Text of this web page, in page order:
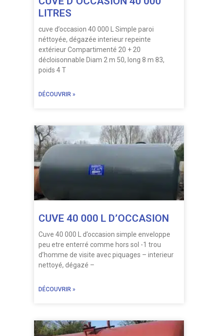
LITRES
cuve d’occasion 40 000 L Simple paroi
néttoyée, dégazée interieur repeinte
extérieur Compartimenté 20 + 20
décloisonnable Diam 2 m 50, long 8 m 83,
poids 4 T
DÉCOUVRIR »
CUVE 40 000 L D’OCCASION
Cuve 40 000 L d’occasion simple enveloppe
peu etre enterré comme hors sol -1 trou
d’homme de visite avec piquages – interieur
nettoyé, dégazé –
DÉCOUVRIR »